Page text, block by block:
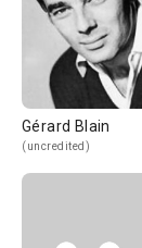
Gérard Blain
(uncredited)